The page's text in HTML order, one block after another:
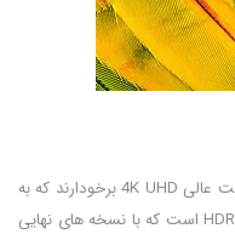
صفحه نمایش تلویزیون ها از مهمترین قسمت های آنها می باشد چراکه کیفیت تصاویر از این بخش سرچشمه می گیرد. هردوی این تلویزیون ها از کیفیت عالی 4K UHD برخودارند که به
معنای حضور رزولوشن 2160*3840 می باشد. یکی از عالی ترین فناوری ها که در هر دو این تلویزیون ها حضور دارد، فناوری ارتقا دهنده سطح گرافیک HDR است که با نسخه های نهایی